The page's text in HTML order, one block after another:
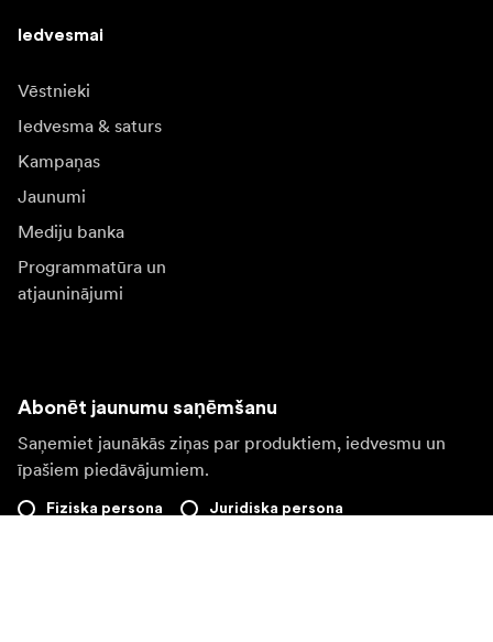
Iedvesmai
Vēstnieki
Iedvesma & saturs
Kampaņas
Jaunumi
Mediju banka
Programmatūra un
atjauninājumi
Abonēt jaunumu saņēmšanu
Saņemiet jaunākās ziņas par produktiem, iedvesmu un
īpašiem piedāvājumiem.
Fiziska persona Juridiska persona